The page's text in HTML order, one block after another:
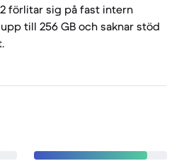
förlitar sig på fast intern
till 256 GB och saknar stöd